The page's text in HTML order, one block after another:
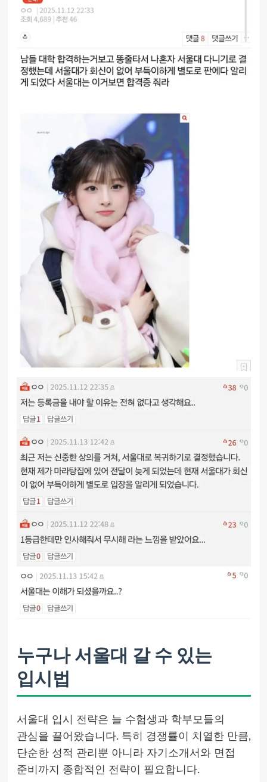
누구나 서울대 갈 수 있는
입시법
서울대 입시 전략은 늘 수험생과 학부모들의
관심을 끌어왔습니다. 특히 경쟁률이 치열한 만큼,
단순한 성적 관리뿐 아니라 자기소개서와 면접
준비까지 종합적인 전략이 필요합니다.